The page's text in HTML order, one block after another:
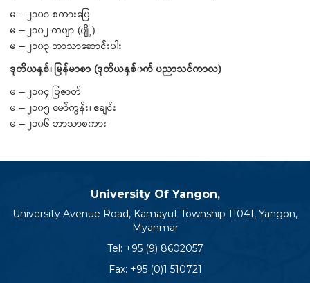
မ – ၂၁၀၁ စကားပြေ
မ – ၂၁၀၂ ကဗျာ (ပျို့)
မ – ၂၁၀၃ ဘာသာဆောင်းပါး
ဒုတိယနှစ်၊ မြန်မာစာ (ဒုတိယနှစ်၀က် ပညာသင်ကာလ)
မ – ၂၁၀၄ ပြဇာတ်
မ – ၂၁၀၅ မော်ကွန်း၊ ဧချင်း
မ – ၂၁၀၆ ဘာသာစကား
University Of Yangon,
University Avenue Road, Kamayut Township 11041, Yangon,
Myanmar
Tel: +95 (9) 8602057
Fax: +95 (0)1 510721